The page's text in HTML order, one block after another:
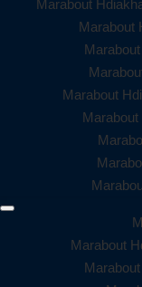
Marabout
Marabout
Marabout
Marabout